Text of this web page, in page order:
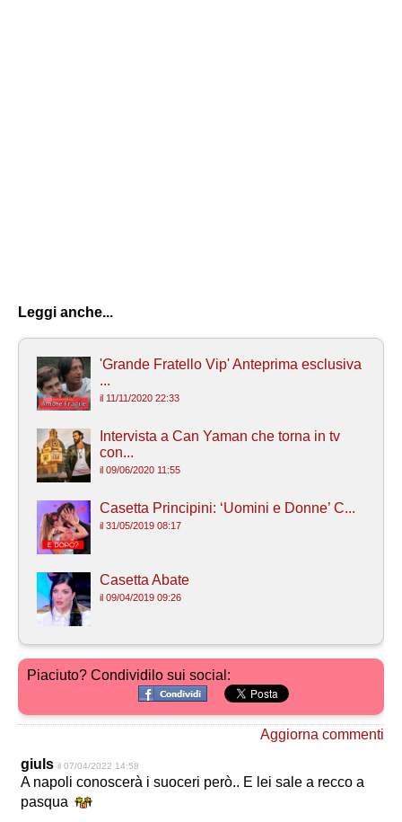
Leggi anche...
'Grande Fratello Vip' Anteprima esclusiva
...
il 11/11/2020 22:33
Intervista a Can Yaman che torna in tv
con...
il 09/06/2020 11:55
Casetta Principini: ‘Uomini e Donne’ C...
il 31/05/2019 08:17
Casetta Abate
il 09/04/2019 09:26
Piaciuto? Condividilo sui social:
Aggiorna commenti
giuls il 07/04/2022 14:58
A napoli conoscerà i suoceri però.. E lei sale a recco a
pasqua